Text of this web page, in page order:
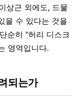
상근 외에도, 드물
을 수 있다는 것을
순히 "허리 디스크
영역입니다.
되는가